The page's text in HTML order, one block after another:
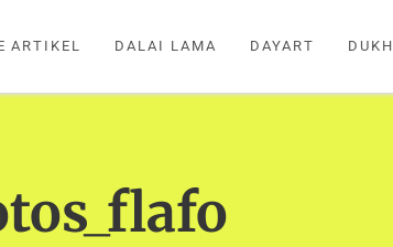
ARTIKEL DALAI LAMA DAYART